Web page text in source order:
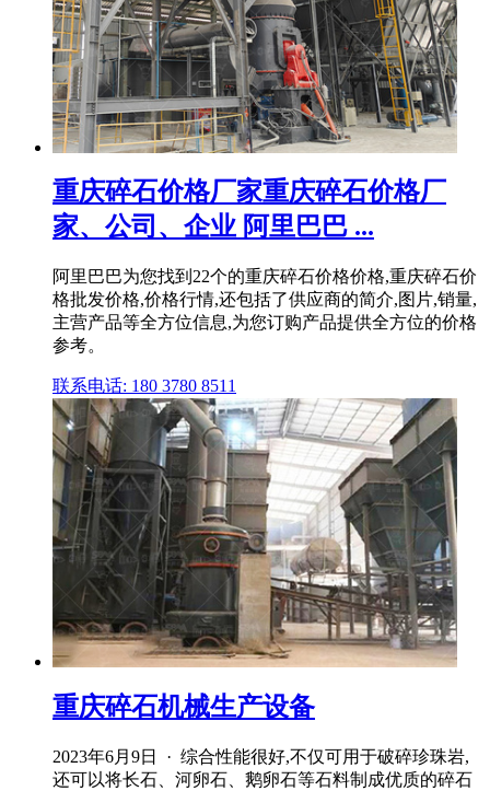
重庆碎石价格厂家重庆碎石价格厂
家、公司、企业 阿里巴巴 ...
阿里巴巴为您找到22个的重庆碎石价格价格,重庆碎石价
格批发价格,价格行情,还包括了供应商的简介,图片,销量,
主营产品等全方位信息,为您订购产品提供全方位的价格
参考。
联系电话: 180 3780 8511
重庆碎石机械生产设备
2023年6月9日 · 综合性能很好,不仅可用于破碎珍珠岩,
还可以将长石、河卵石、鹅卵石等石料制成优质的碎石